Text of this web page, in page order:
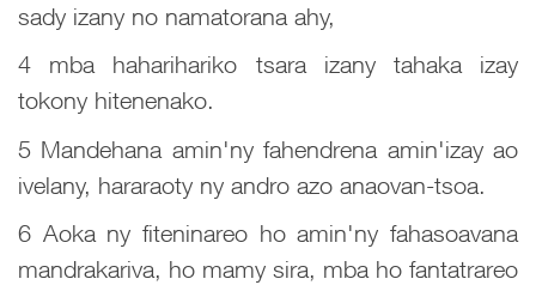
sady izany no namatorana ahy,
4 mba haharihariko tsara izany tahaka izay
tokony hitenenako.
5 Mandehana amin'ny fahendrena amin'izay ao
ivelany, hararaoty ny andro azo anaovan-tsoa.
6 Aoka ny fiteninareo ho amin'ny fahasoavana
mandrakariva, ho mamy sira, mba ho fantatrareo